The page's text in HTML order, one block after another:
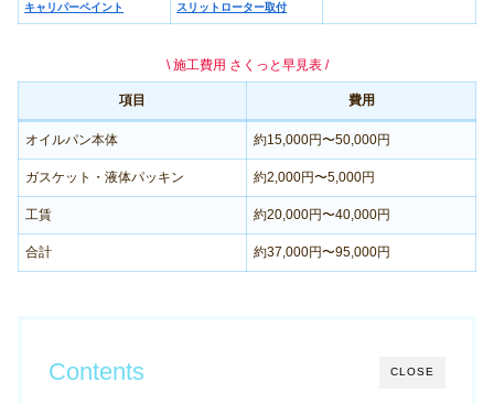
キャリパーペイント スリットローター取付
\ 施工費用 さくっと早見表 /
項目 費用
オイルパン本体 約15,000円〜50,000円
ガスケット・液体パッキン 約2,000円〜5,000円
工賃 約20,000円〜40,000円
合計 約37,000円〜95,000円
CLOSE
Contents